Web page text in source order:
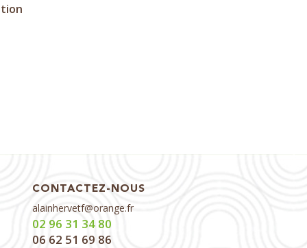
CONTACTEZ-NOUS
alainhervetf@orange.fr
02 96 31 34 80
06 62 51 69 86